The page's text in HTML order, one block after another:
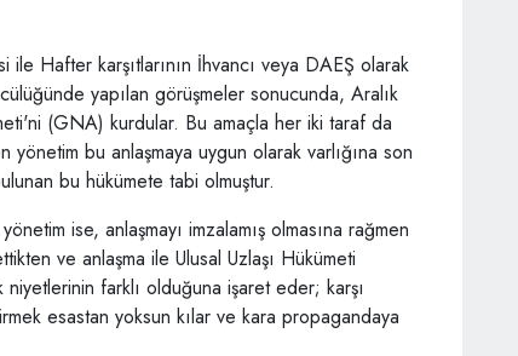
ile Hafter karşıtlarının İhvancı veya DAEŞ olarak
yapılan görüşmeler sonucunda, Aralık
(GNA) kurdular. Bu amaçla her iki taraf da
bu anlaşmaya uygun olarak varlığına son
bu hükümete tabi olmuştur.
ise, anlaşmayı imzalamış olmasına rağmen
ve anlaşma ile Ulusal Uzlaşı Hükümeti
farklı olduğuna işaret eder; karşı
esastan yoksun kılar ve kara propagandaya